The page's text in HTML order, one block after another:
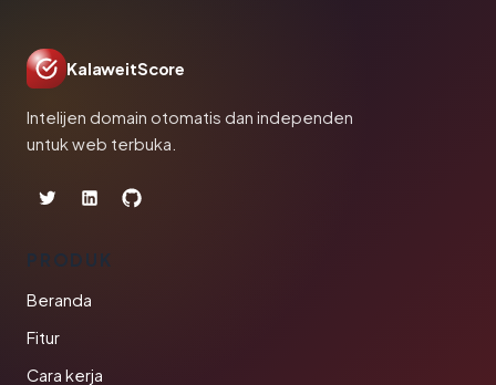
KalaweitScore
Intelijen domain otomatis dan independen
untuk web terbuka.
PRODUK
Beranda
Fitur
Cara kerja